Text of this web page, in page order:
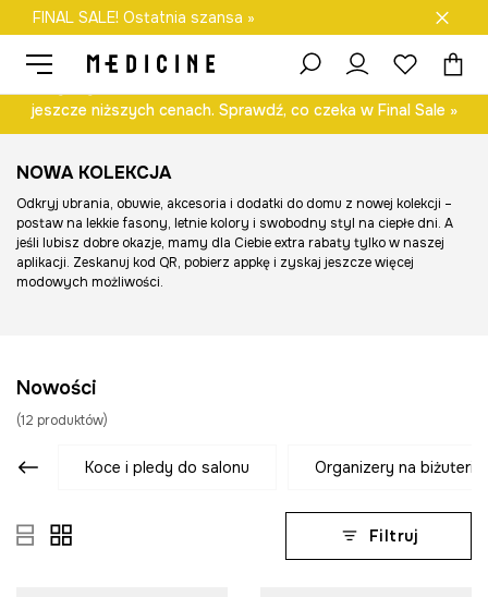
Darmowa dostawa do salonów
FINAL SALE! Ostatnia szansa »
jeszcze niższych cenach. Sprawdź, co czeka w Final Sale »
NOWA KOLEKCJA
Odkryj ubrania, obuwie, akcesoria i dodatki do domu z nowej kolekcji –
postaw na lekkie fasony, letnie kolory i swobodny styl na ciepłe dni. A
jeśli lubisz dobre okazje, mamy dla Ciebie extra rabaty tylko w naszej
aplikacji. Zeskanuj kod QR, pobierz appkę i zyskaj jeszcze więcej
modowych możliwości.
Nowości
(12 produktów)
koce i pledy do salonu organizery na biżuterię
Filtruj